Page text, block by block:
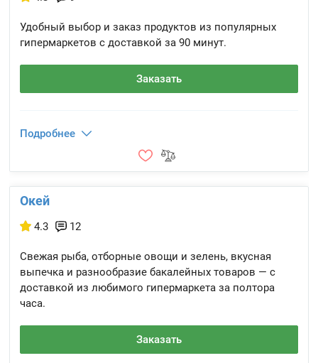
Удобный выбор и заказ продуктов из популярных
гипермаркетов с доставкой за 90 минут.
Заказать
Подробнее
Окей
4.3 12
Свежая рыба, отборные овощи и зелень, вкусная
выпечка и разнообразие бакалейных товаров — с
доставкой из любимого гипермаркета за полтора
часа.
Заказать